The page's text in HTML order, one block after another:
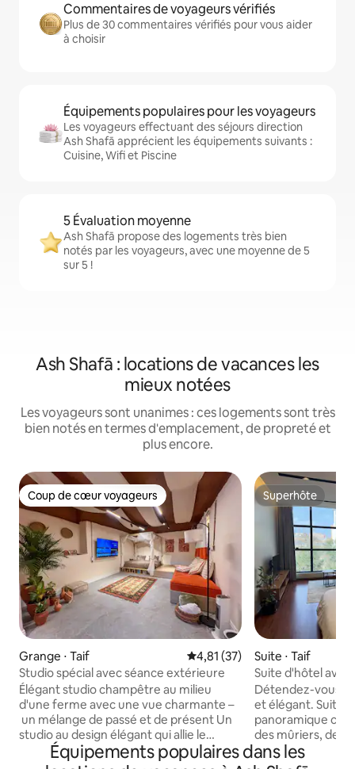
Commentaires de voyageurs vérifiés
Plus de 30 commentaires vérifiés pour vous aider
à choisir
Équipements populaires pour les voyageurs
Les voyageurs effectuant des séjours direction
Ash Shafā apprécient les équipements suivants :
Cuisine, Wifi et Piscine
5 Évaluation moyenne
Ash Shafā propose des logements très bien
notés par les voyageurs, avec une moyenne de 5
sur 5 !
Ash Shafā : locations de vacances les
mieux notées
Les voyageurs sont unanimes : ces logements sont très
bien notés en termes d'emplacement, de propreté et
plus encore.
Coup de cœur voyageurs
Coup de cœur voyageurs
Grange ⋅ Taif Évaluation moyenne sur la
4,81 (37)
Studio spécial avec séance extérieure
Élégant studio champêtre au milieu
d'une ferme avec une vue charmante –
un mélange de passé et de présent Un
studio au design élégant qui allie le
charme du patrimoine à des touches
modernes, au milieu d'une ferme qui
Superhôte
Superhôte
Suite ⋅ Taif
Suite d'hôtel
entrée
Détendez-vous
et élégant. Suite de luxe avec vue
panoramique
des mûriers, des
raisins, un
plus d'un grand
Équipements populaires dans les